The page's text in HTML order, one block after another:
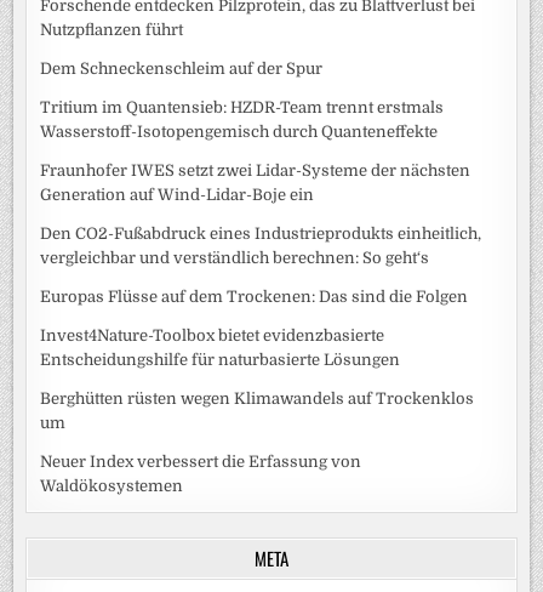
Forschende entdecken Pilzprotein, das zu Blattverlust bei
Nutzpflanzen führt
Dem Schneckenschleim auf der Spur
Tritium im Quantensieb: HZDR-Team trennt erstmals
Wasserstoff-Isotopengemisch durch Quanteneffekte
Fraunhofer IWES setzt zwei Lidar-Systeme der nächsten
Generation auf Wind-Lidar-Boje ein
Den CO2-Fußabdruck eines Industrieprodukts einheitlich,
vergleichbar und verständlich berechnen: So geht‘s
Europas Flüsse auf dem Trockenen: Das sind die Folgen
Invest4Nature-Toolbox bietet evidenzbasierte
Entscheidungshilfe für naturbasierte Lösungen
Berghütten rüsten wegen Klimawandels auf Trockenklos
um
Neuer Index verbessert die Erfassung von
Waldökosystemen
META